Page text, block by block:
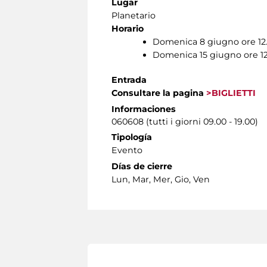
Lugar
Planetario
Horario
Domenica 8 giugno ore
Domenica 15 giugno ore
Entrada
Consultare la pagina >BIGLIETTI
Informaciones
060608 (tutti i giorni 09.00 - 19.00)
Tipología
Evento
Días de cierre
Lun, Mar, Mer, Gio, Ven